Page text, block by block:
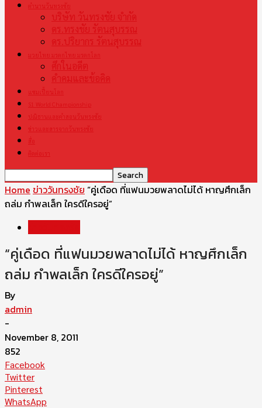
ตำนานวันทรงชัย
บริษัท วันทรงชัย จำกัด
ดร.ทรงชัย รัตนสุบรรณ
ดร.ปริยากร รัตนสุบรรณ
มวยไทย มรดกไทย มรดกโลก
ศึกในอดีต
คำคมและข้อคิด
แชมเปี้ยนโลก
S1 World Championship
ปณิธานและคำสอนวันทรงชัย
ข่าวและสารจากวันทรงชัย
สื่อ
ติดต่อเรา
Home ข่าววันทรงชัย “คู่เดือด ที่แฟนมวยพลาดไม่ได้ หาญศึกเล็ก
ถล่ม กำพลเล็ก ใครดีใครอยู่”
“คู่เดือด ที่แฟนมวยพลาดไม่ได้ หาญศึกเล็ก
ถล่ม กำพลเล็ก ใครดีใครอยู่”
By
admin
-
November 8, 2011
852
Facebook
Twitter
Pinterest
WhatsApp